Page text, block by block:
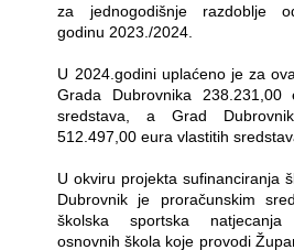
za jednogodišnje razdoblje
godinu 2023./2024.
U 2024.godini uplaćeno je za
Grada Dubrovnika 238.231,00
sredstava, a Grad
512.497,00 eura vlastitih
U okviru projekta sufinanciranja
Dubrovnik je proračunskim
školska sportska
osnovnih škola koje provodi